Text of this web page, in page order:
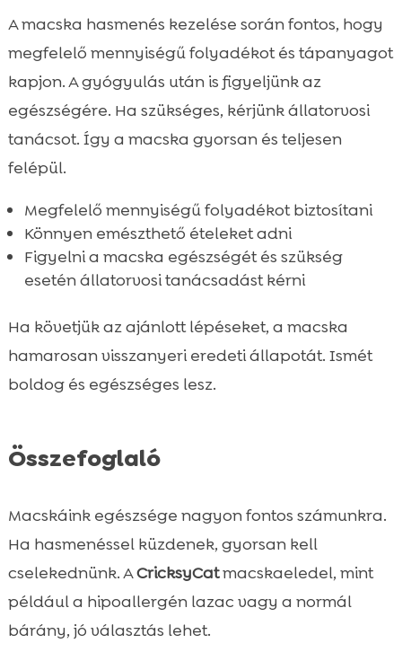
A macska hasmenés kezelése során fontos, hogy
megfelelő mennyiségű folyadékot és tápanyagot
kapjon. A gyógyulás után is figyeljünk az
egészségére. Ha szükséges, kérjünk állatorvosi
tanácsot. Így a macska gyorsan és teljesen
felépül.
Megfelelő mennyiségű folyadékot biztosítani
Könnyen emészthető ételeket adni
Figyelni a macska egészségét és szükség
esetén állatorvosi tanácsadást kérni
Ha követjük az ajánlott lépéseket, a macska
hamarosan visszanyeri eredeti állapotát. Ismét
boldog és egészséges lesz.
Összefoglaló
Macskáink egészsége nagyon fontos számunkra.
Ha hasmenéssel küzdenek, gyorsan kell
cselekednünk. ACricksyCatmacskaeledel, mint
például a hipoallergén lazac vagy a normál
bárány, jó választás lehet.